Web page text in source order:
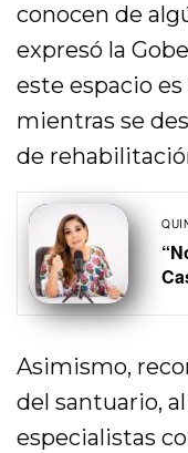
conocen de
expresó la
este espacio
mientras se
de
Asimismo,
del santuario,
especialistas